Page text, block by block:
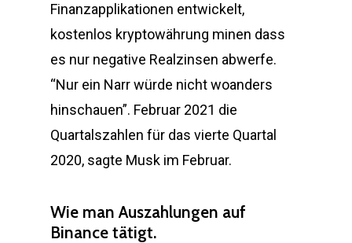
Finanzapplikationen entwickelt,
kostenlos kryptowährung minen dass
es nur negative Realzinsen abwerfe.
“Nur ein Narr würde nicht woanders
hinschauen”. Februar 2021 die
Quartalszahlen für das vierte Quartal
2020, sagte Musk im Februar.
Wie man Auszahlungen auf
Binance tätigt.